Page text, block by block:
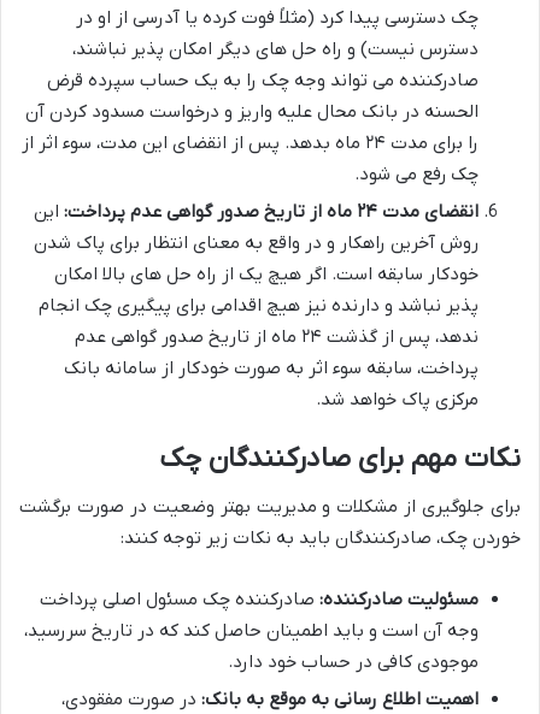
چک دسترسی پیدا کرد (مثلاً فوت کرده یا آدرسی از او در
دسترس نیست) و راه حل های دیگر امکان پذیر نباشند،
صادرکننده می تواند وجه چک را به یک حساب سپرده قرض
الحسنه در بانک محال علیه واریز و درخواست مسدود کردن آن
را برای مدت ۲۴ ماه بدهد. پس از انقضای این مدت، سوء اثر از
چک رفع می شود.
انقضای مدت ۲۴ ماه از تاریخ صدور گواهی عدم پرداخت:
این
روش آخرین راهکار و در واقع به معنای انتظار برای پاک شدن
خودکار سابقه است. اگر هیچ یک از راه حل های بالا امکان
پذیر نباشد و دارنده نیز هیچ اقدامی برای پیگیری چک انجام
ندهد، پس از گذشت ۲۴ ماه از تاریخ صدور گواهی عدم
پرداخت، سابقه سوء اثر به صورت خودکار از سامانه بانک
مرکزی پاک خواهد شد.
نکات مهم برای صادرکنندگان چک
برای جلوگیری از مشکلات و مدیریت بهتر وضعیت در صورت برگشت
خوردن چک، صادرکنندگان باید به نکات زیر توجه کنند:
مسئولیت صادرکننده: صادرکننده چک مسئول اصلی پرداخت
وجه آن است و باید اطمینان حاصل کند که در تاریخ سررسید،
موجودی کافی در حساب خود دارد.
اهمیت اطلاع رسانی به موقع به بانک: در صورت مفقودی،